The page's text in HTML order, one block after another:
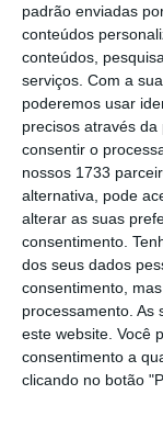
padrão enviadas
conteúdos
conteúdos,
serviços. Com a
poderemos usar
precisos através
consentir o
nossos 1733
alternativa, pode
alterar as suas
consentimento.
dos seus dados
consentimento,
processamento. As
este website. Você
consentimento a
clicando no botão